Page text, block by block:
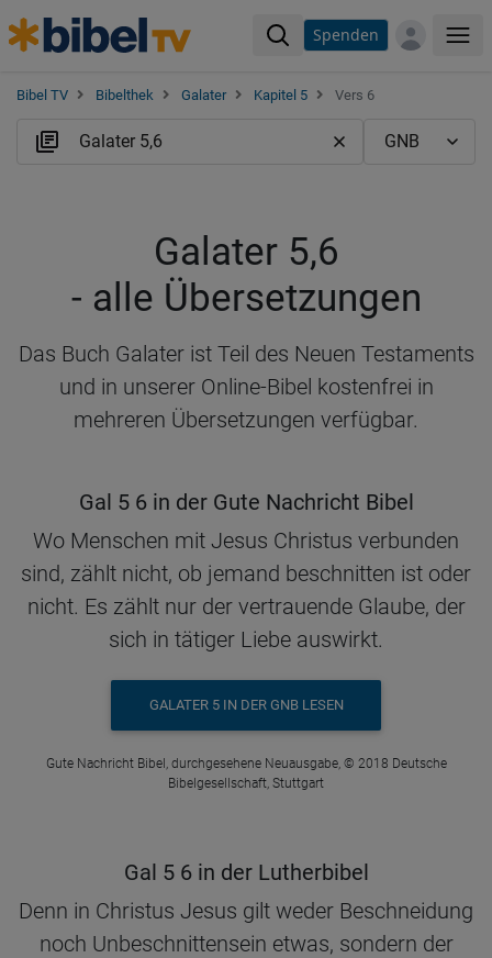
Spenden
Bibel TV Bibelthek Galater Kapitel 5 Vers 6
Galater 5,6
- alle Übersetzungen
Das Buch Galater ist Teil des Neuen Testaments
und in unserer Online-Bibel kostenfrei in
mehreren Übersetzungen verfügbar.
Gal 5 6 in der Gute Nachricht Bibel
Wo Menschen mit Jesus Christus verbunden
sind, zählt nicht, ob jemand beschnitten ist oder
nicht. Es zählt nur der vertrauende Glaube, der
sich in tätiger Liebe auswirkt.
GALATER 5 IN DER GNB LESEN
Gute Nachricht Bibel, durchgesehene Neuausgabe, © 2018 Deutsche
Bibelgesellschaft, Stuttgart
Gal 5 6 in der Lutherbibel
Denn in Christus Jesus gilt weder Beschneidung
noch Unbeschnittensein etwas, sondern der